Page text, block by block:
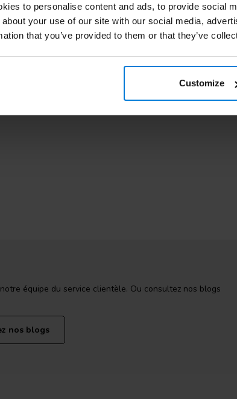
to personalise content and ads, to provide social
about your use of our site with our social media,
that you’ve provided to them or that they’ve
Customize
équipe du service clientèle. Ou consultez nos blogs
nos blogs